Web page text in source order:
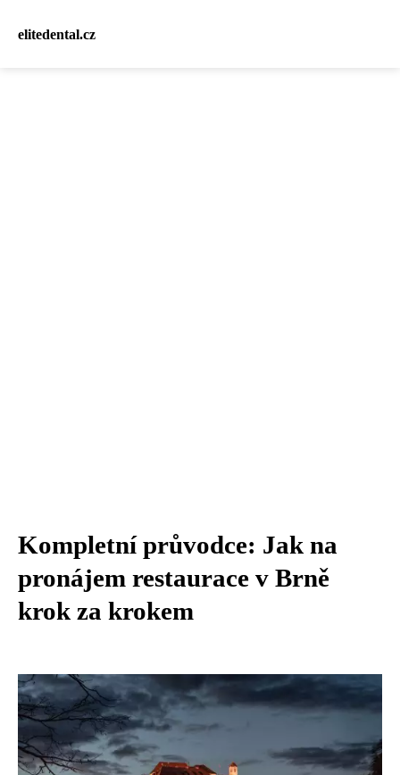
elitedental.cz
Kompletní průvodce: Jak na
pronájem restaurace v Brně
krok za krokem